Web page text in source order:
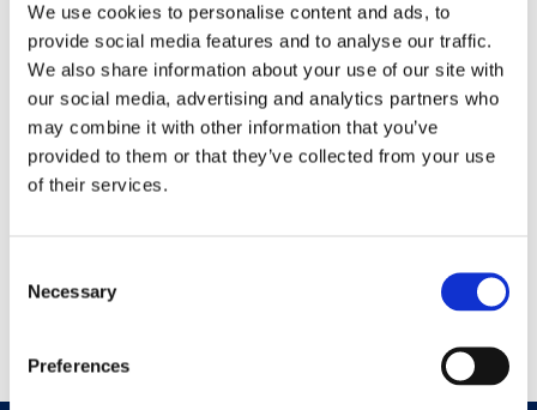
We use cookies to personalise content and ads, to
provide social media features and to analyse our traffic.
We also share information about your use of our site with
our social media, advertising and analytics partners who
may combine it with other information that you’ve
provided to them or that they’ve collected from your use
of their services.
Selection
Necessary
Preferences
Elementi di
bibliografia Dalle
origini alla citazione
bibliografica